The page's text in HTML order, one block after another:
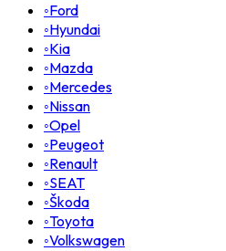
◦Ford
◦Hyundai
◦Kia
◦Mazda
◦Mercedes
◦Nissan
◦Opel
◦Peugeot
◦Renault
◦SEAT
◦Škoda
◦Toyota
◦Volkswagen